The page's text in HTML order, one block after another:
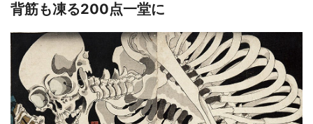
背筋も凍る200点一堂に